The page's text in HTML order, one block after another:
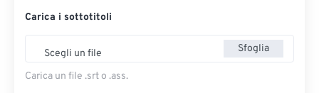
Carica i sottotitoli
Scegli un file Sfoglia
Carica un file .srt o .ass.